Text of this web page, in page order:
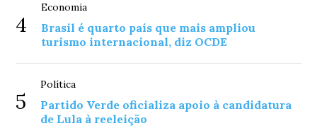
4
Economia
Brasil é quarto país que mais ampliou
turismo internacional, diz OCDE
5
Política
Partido Verde oficializa apoio à candidatura
de Lula à reeleição